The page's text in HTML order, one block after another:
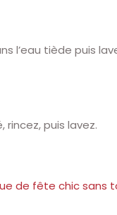
l’eau tiède puis
puis lavez.
de fête chic sans